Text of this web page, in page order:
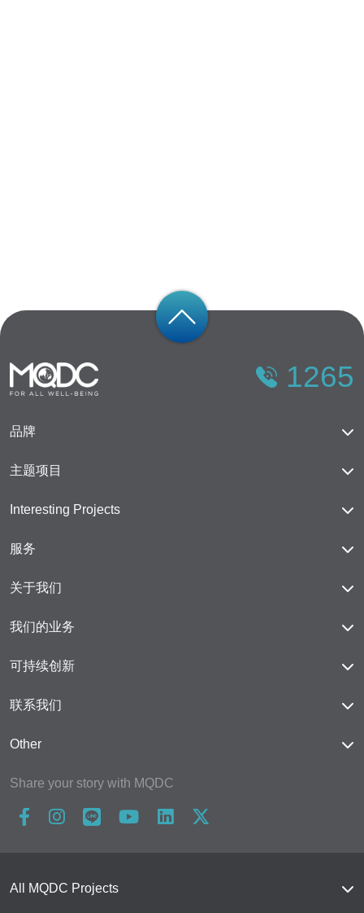
1265
品牌
Magnolias
爱之郡
六善住宅区
主题项目
芳林城市
Interesting Projects
芳林城市
服务
服务概览
MQDC 礼宾服务
MQDC 家居应用
关于我们
MQDC概览
品牌与合资项目
卓越标准
联系我们
我们的业务
业务概览
未来城市发展计划
全民共享空间
可持续创新
概述
联系我们
联系我们
Other
Home and condo loan calculator
FAQs
Share your story with MQDC
All MQDC Projects